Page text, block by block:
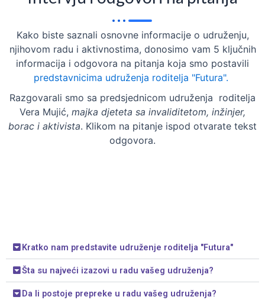
Kako biste saznali osnovne informacije o udruženju,
njihovom radu i aktivnostima, donosimo vam 5 ključnih
informacija i odgovora na pitanja koja smo postavili
predstavnicima udruženja roditelja "Futura".
Razgovarali smo sa predsjednicom udruženja roditelja
Vera Mujić, majka djeteta sa invaliditetom, inžinjer,
borac i aktivista. Klikom na pitanje ispod otvarate tekst
odgovora.
Kratko nam predstavite udruženje roditelja "Futura"
Šta su najveći izazovi u radu vašeg udruženja?
Da li postoje prepreke u radu vašeg udruženja?